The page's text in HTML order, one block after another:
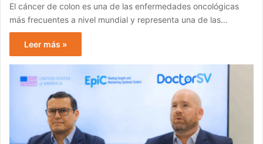
El cáncer de colon es una de las enfermedades oncológicas
más frecuentes a nivel mundial y representa una de las…
Leer más »